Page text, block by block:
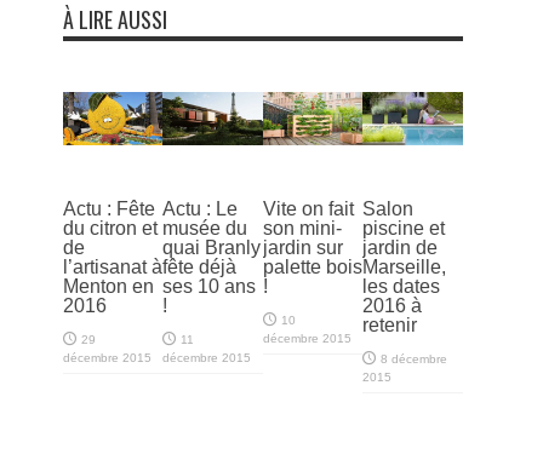
À LIRE AUSSI
Actu : Fête
du citron et
de
l’artisanat à
Menton en
2016
29
décembre 2015
Actu : Le
musée du
quai Branly
fête déjà
ses 10 ans
!
11
décembre 2015
Vite on fait
son mini-
jardin sur
palette bois
!
10
décembre 2015
Salon
piscine et
jardin de
Marseille,
les dates
2016 à
retenir
8 décembre
2015